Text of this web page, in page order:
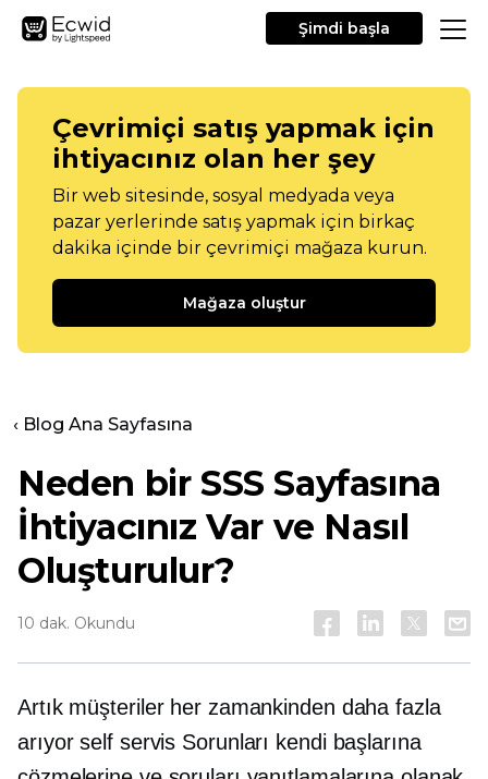
Şimdi başla
Çevrimiçi satış yapmak için
ihtiyacınız olan her şey
Bir web sitesinde, sosyal medyada veya
pazar yerlerinde satış yapmak için birkaç
dakika içinde bir çevrimiçi mağaza kurun.
Mağaza oluştur
‹ Blog Ana Sayfasına
Neden bir SSS Sayfasına
İhtiyacınız Var ve Nasıl
Oluşturulur?
10 dak. Okundu
Artık müşteriler her zamankinden daha fazla
arıyorself servis Sorunları kendi başlarına